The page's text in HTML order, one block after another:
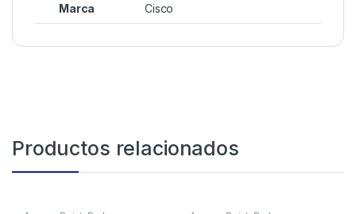
Marca Cisco
Productos relacionados